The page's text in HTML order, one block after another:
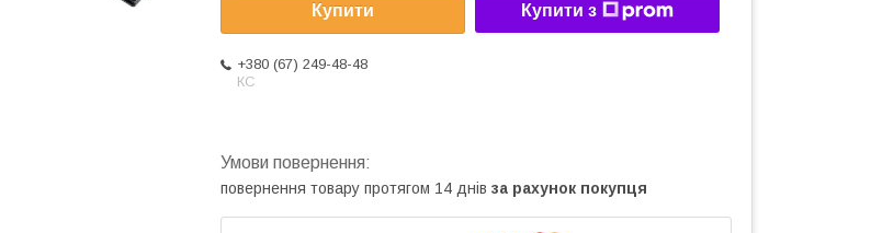
Купити Купити з
+380 (67) 249-48-48
КС
повернення товару протягом 14 днів за рахунок покупця